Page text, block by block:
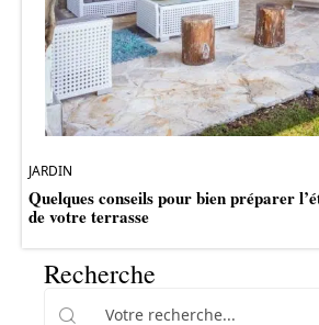
JARDIN
Quelques conseils pour bien préparer
de votre terrasse
Recherche